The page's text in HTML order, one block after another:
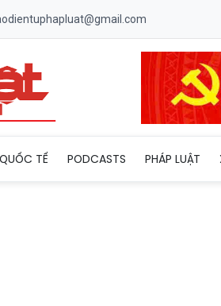
QUỐC TẾ PODCASTS PHÁP LUẬT